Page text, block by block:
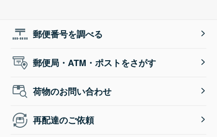
郵便番号を調べる
郵便局・ATM・ポストをさがす
荷物のお問い合わせ
再配達のご依頼